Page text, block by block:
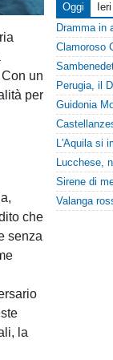
un
per
che
senza
la
Oggi
Ieri